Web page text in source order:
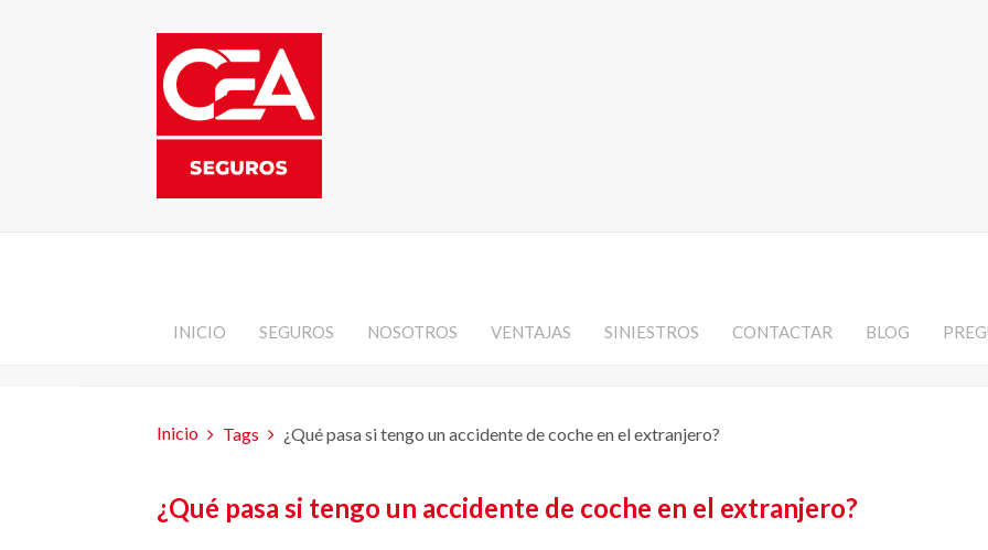
INICIO SEGUROS NOSOTROS VENTAJAS SINIESTROS CONTACTAR BLOG
Inicio Tags ¿Qué pasa si tengo un accidente de coche en el extranjero?
¿Qué pasa si tengo un accidente de coche en el extranjero?